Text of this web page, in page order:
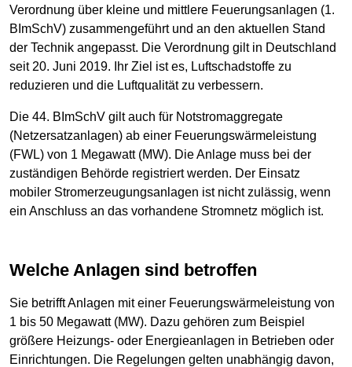
Verordnung über kleine und mittlere Feuerungsanlagen (1.
BImSchV) zusammengeführt und an den aktuellen Stand
der Technik angepasst. Die Verordnung gilt in Deutschland
seit 20. Juni 2019. Ihr Ziel ist es, Luftschadstoffe zu
reduzieren und die Luftqualität zu verbessern.
Die 44. BImSchV gilt auch für Notstromaggregate
(Netzersatzanlagen) ab einer Feuerungswärmeleistung
(FWL) von 1 Megawatt (MW). Die Anlage muss bei der
zuständigen Behörde registriert werden. Der Einsatz
mobiler Stromerzeugungsanlagen ist nicht zulässig, wenn
ein Anschluss an das vorhandene Stromnetz möglich ist.
Welche Anlagen sind betroffen
Sie betrifft Anlagen mit einer Feuerungswärmeleistung von
1 bis 50 Megawatt (MW). Dazu gehören zum Beispiel
größere Heizungs- oder Energieanlagen in Betrieben oder
Einrichtungen. Die Regelungen gelten unabhängig davon,